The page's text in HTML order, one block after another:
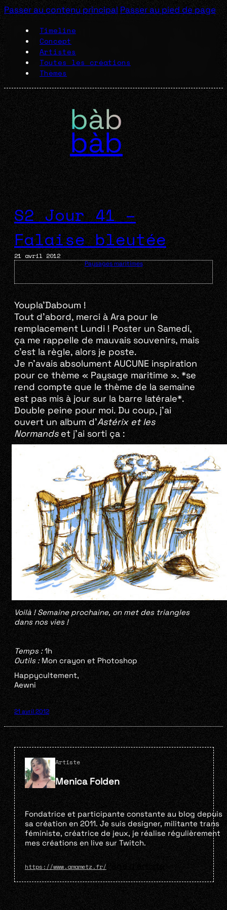
Passer au contenu principal Passer au pied de page
Timeline
Concept
Artistes
Toutes les créations
Thèmes
bàb
S2 Jour 41 –
Falaise bleutée
21 avril 2012
Paysages maritimes
Youpla’Daboum !
Tout d’abord, merci à Ara pour le
remplacement Lundi ! Poster un Samedi,
ça me rappelle de mauvais souvenirs, mais
c’est la règle, alors je poste.
Je n’avais absolument AUCUNE inspiration
pour ce thème « Paysage maritime ». *se
rend compte que le thème de la semaine
est pas mis à jour sur la barre latérale*.
Double peine pour moi. Du coup, j’ai
ouvert un album d’Astérix et les
Normandset j’ai sorti ça :
Voilà ! Semaine prochaine, on met des triangles
dans nos vies !
Temps :1h
Outils :Mon crayon et Photoshop
Happycultement,
Aewni
21 avril 2012
Artiste
Menica Folden
Fondatrice et participante constante au blog depuis
sa création en 2011. Je suis designer, militante trans
féministe, créatrice de jeux, je réalise régulièrement
mes créations en live sur Twitch.
https://www.amametz.fr/